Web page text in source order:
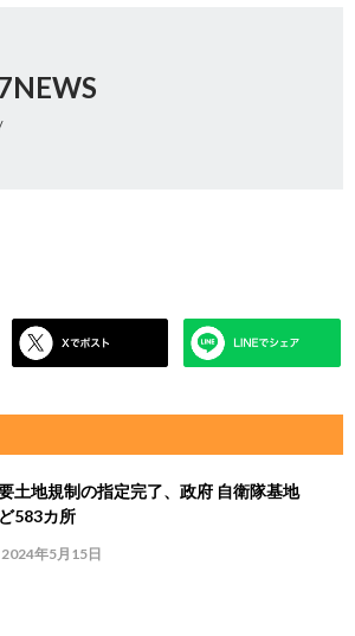
土地規制の指定完了、政府 自衛隊基地
583カ所
2024年5月15日